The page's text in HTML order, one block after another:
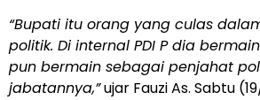
“Bupati itu orang yang culas
politik. Di internal PDI P dia
pun bermain sebagai penjahat
jabatannya,”ujar Fauzi As. Sabtu